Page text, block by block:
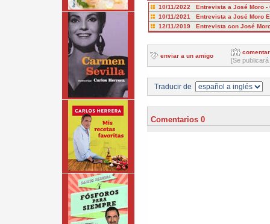
10/11/2022 Entrevista a José Moro -
10/11/2021 Entrevista a José Moro
12/11/2019 Entrevista con José
enviar a un amigo
comentar
[Se
Traducir de
Comentarios 0